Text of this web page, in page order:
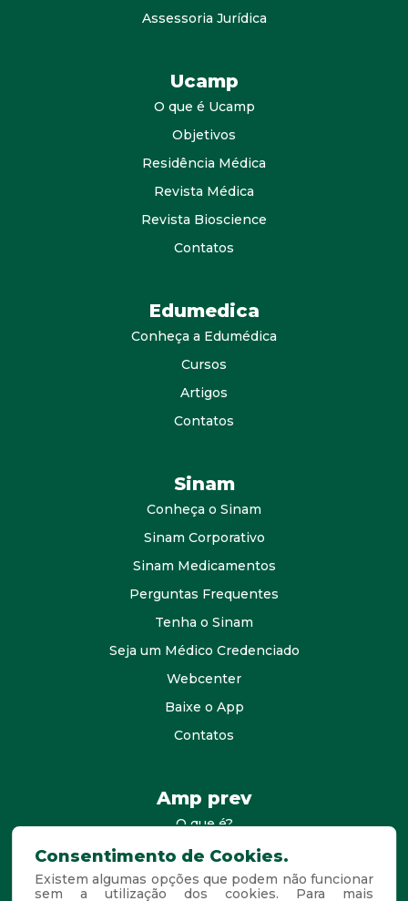
Assessoria Jurídica
Ucamp
O que é Ucamp
Objetivos
Residência Médica
Revista Médica
Revista Bioscience
Contatos
Edumedica
Conheça a Edumédica
Cursos
Artigos
Contatos
Sinam
Conheça o Sinam
Sinam Corporativo
Sinam Medicamentos
Perguntas Frequentes
Tenha o Sinam
Seja um Médico Credenciado
Webcenter
Baixe o App
Contatos
Amp prev
O que é?
consultores
Agende Sua Visita
Consentimento de Cookies.
Existem algumas opções que podem não funcionar
sem a utilização dos cookies. Para mais